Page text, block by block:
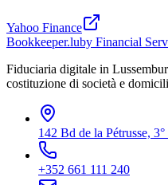
Yahoo Finance
Bookkeeper.luby Financial
Fiduciaria digitale in
costituzione di società e
142 Bd de la Pétrusse,
+352 661 111 240